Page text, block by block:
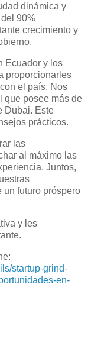
dinámica y
90%
crecimiento y
Ecuador y los
proporcionarles
el país. Nos
que posee más de
Dubai. Este
prácticos.
las
al máximo las
Juntos,
un futuro próspero
y les
startup-grind-
en-